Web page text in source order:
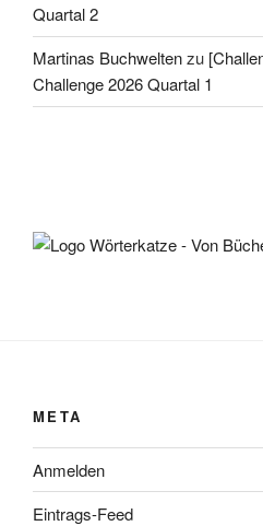
Quartal 2
Martinas Buchweltenzu
Challenge 2026 Quartal 1
META
Anmelden
Eintrags-Feed